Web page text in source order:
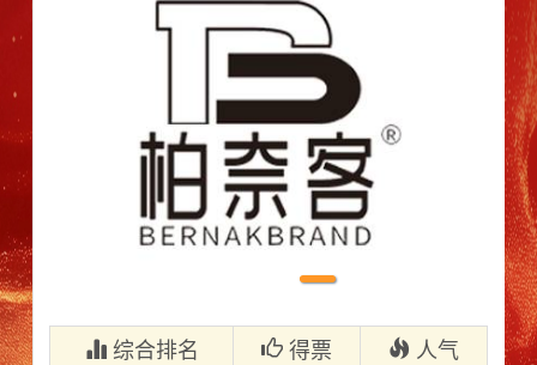
综合排名 得票 人气